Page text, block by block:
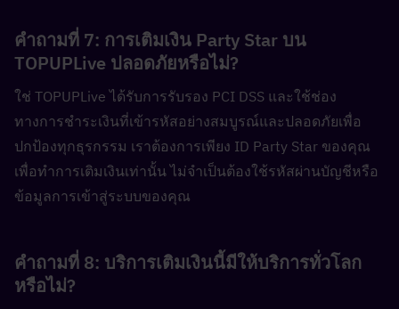
คำถามที่ 7: การเติมเงิน Party Star บน
TOPUPLive ปลอดภัยหรือไม่?
ใช่ TOPUPLive ได้รับการรับรอง PCI DSS และใช้ช่อง
ทางการชำระเงินที่เข้ารหัสอย่างสมบูรณ์และปลอดภัยเพื่อ
ปกป้องทุกธุรกรรม เราต้องการเพียง ID Party Star ของคุณ
เพื่อทำการเติมเงินเท่านั้น ไม่จำเป็นต้องใช้รหัสผ่านบัญชีหรือ
ข้อมูลการเข้าสู่ระบบของคุณ
คำถามที่ 8: บริการเติมเงินนี้มีให้บริการทั่วโลก
หรือไม่?